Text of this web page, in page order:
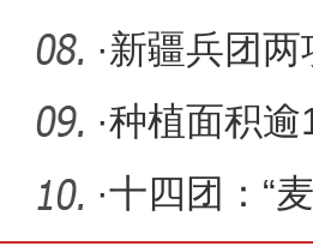
·新疆兵团
·种植面积逾
理标志
·十四团：“